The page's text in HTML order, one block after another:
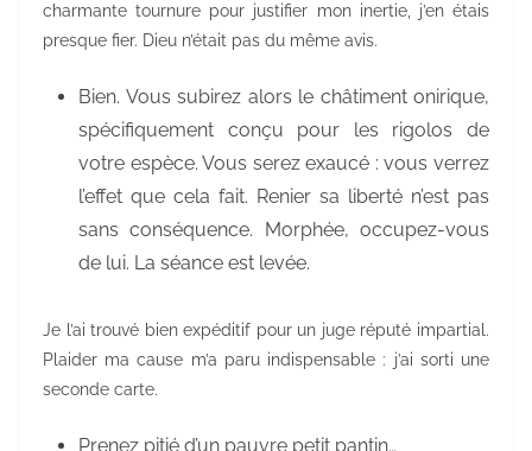
charmante tournure pour justifier mon inertie, j’en étais
presque fier. Dieu n’était pas du même avis.
Bien. Vous subirez alors le châtiment onirique,
spécifiquement conçu pour les rigolos de
votre espèce. Vous serez exaucé : vous verrez
l’effet que cela fait. Renier sa liberté n’est pas
sans conséquence. Morphée, occupez-vous
de lui. La séance est levée.
Je l’ai trouvé bien expéditif pour un juge réputé impartial.
Plaider ma cause m’a paru indispensable : j’ai sorti une
seconde carte.
Prenez pitié d’un pauvre petit pantin…